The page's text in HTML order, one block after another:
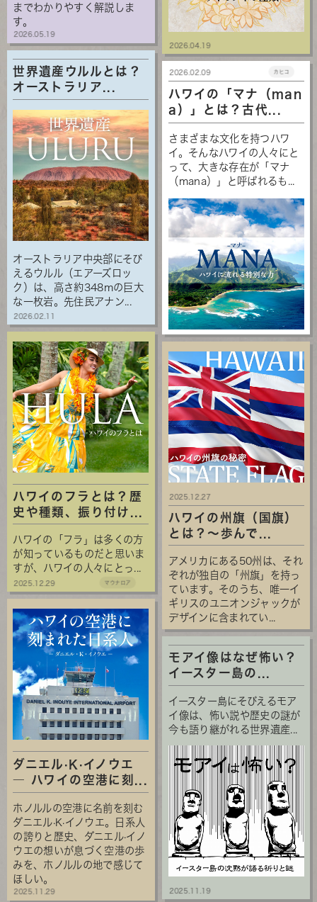
までわかりやすく解説しま
す。
2026.05.19
2026.04.19
世界遺産ウルルとは？
オーストラリア...
オーストラリア中央部にそび
えるウルル（エアーズロッ
ク）は、高さ約348mの巨大
な一枚岩。先住民アナン...
2026.02.11
ハワイの「マナ（man
a）」とは？古代...
さまざまな文化を持つハワ
イ。そんなハワイの人々にと
って、大きな存在が「マナ
（mana）」と呼ばれるも...
2026.02.09 カヒコ
ハワイのフラとは？歴
史や種類、振り付け...
ハワイの「フラ」は多くの方
が知っているものだと思いま
すが、ハワイの人々にとっ...
2025.12.29 マウナロア
ハワイの州旗（国旗）
とは？～歩んで...
アメリカにある50州は、それ
ぞれが独自の「州旗」を持っ
ています。そのうち、唯一イ
ギリスのユニオンジャックが
デザインに含まれてい...
2025.12.27
ダニエル·K·イノウエ
― ハワイの空港に刻...
ホノルルの空港に名前を刻む
ダニエル·K·イノウエ。日系人
の誇りと歴史、ダニエル·イノ
ウエの想いが息づく空港の歩
みを、ホノルルの地で感じて
ほしい。
2025.11.29
モアイ像はなぜ怖い？
イースター島の...
イースター島にそびえるモア
イ像は、怖い説や歴史の謎が
今も語り継がれる世界遺産...
2025.11.19